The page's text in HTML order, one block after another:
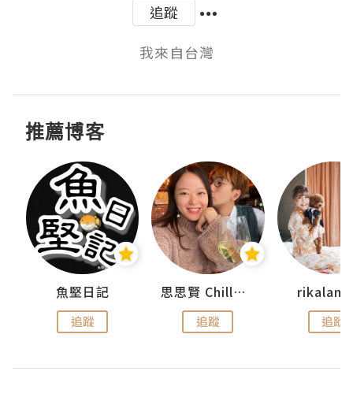
追蹤
我來自台灣
推薦博客
魚堅日記
追蹤
思思賢 ChillMyBabe
追蹤 追蹤